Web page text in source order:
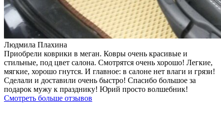
Людмила Плахина
Приобрели коврики в меган. Ковры очень красивые и
стильные, под цвет салона. Смотрятся очень хорошо! Легкие,
мягкие, хорошо гнутся. И главное: в салоне нет влаги и грязи!
Сделали и доставили очень быстро! Спасибо большое за
подарок мужу к празднику! Юрий просто волшебник!
Смотреть больше отзывов